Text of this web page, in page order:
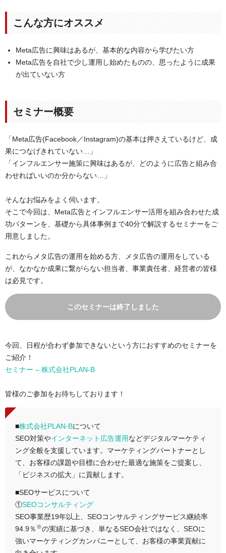
こんな方にオススメ
Meta広告に興味はあるが、基本的な内容から学びたい方
Meta広告を自社で少し運用し始めたものの、思ったように成果
が出ていない方
セミナー概要
「Meta広告(Facebook／Instagram)の基本は押さえているけど、成
果につなげきれていない…」
「インフルエンサー施策に興味はあるが、どのように広告と組み合
わせればいいのか分からない…」
そんなお悩みをよく伺います。
そこで今回は、Meta広告とインフルエンサー活用を組み合わせた成
功パターンを、基礎から具体事例まで40分で解説するセミナーをご
用意しました。
これからメタ広告の運用を始める方、メタ広告の運用をしている
が、なかなか成果に繋がらない担当者、事業責任者、経営者の皆様
は必見です。
このセミナーは終了しました
今回、日程が合わず参加できないという方におすすめのセミナーを
ご紹介！
セミナー – 株式会社PLAN-B
皆様のご参加をお待ちしております！
■株式会社PLAN-Bについて
SEO対策やインターネット広告運用などデジタルマーケティ
ング全般を支援しています。マーケティングパートナーとし
て、お客様の課題や目標に合わせた最適な施策をご提案し、
「ビジネスの拡大」に貢献します。
■SEOサービスについて
①SEOコンサルティング
SEO事業歴19年以上、SEOコンサルティングサービス継続率
94.9％ ※の実績に基づき、単なるSEO会社ではなく、SEOに
強いマーケティングカンパニーとして、お客様の事業貢献に